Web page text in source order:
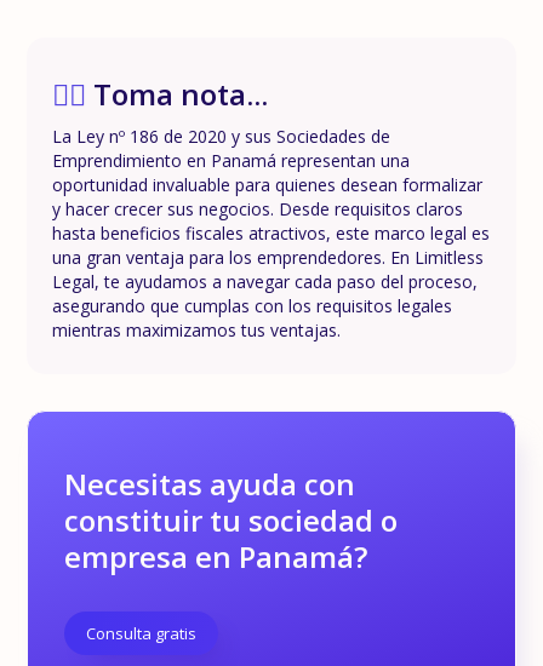
✍🏼 Toma nota...
La Ley nº 186 de 2020 y sus Sociedades de
Emprendimiento en Panamá representan una
oportunidad invaluable para quienes desean formalizar
y hacer crecer sus negocios. Desde requisitos claros
hasta beneficios fiscales atractivos, este marco legal es
una gran ventaja para los emprendedores. En Limitless
Legal, te ayudamos a navegar cada paso del proceso,
asegurando que cumplas con los requisitos legales
mientras maximizamos tus ventajas.
Necesitas ayuda con
constituir tu sociedad o
empresa en Panamá?
Consulta gratis